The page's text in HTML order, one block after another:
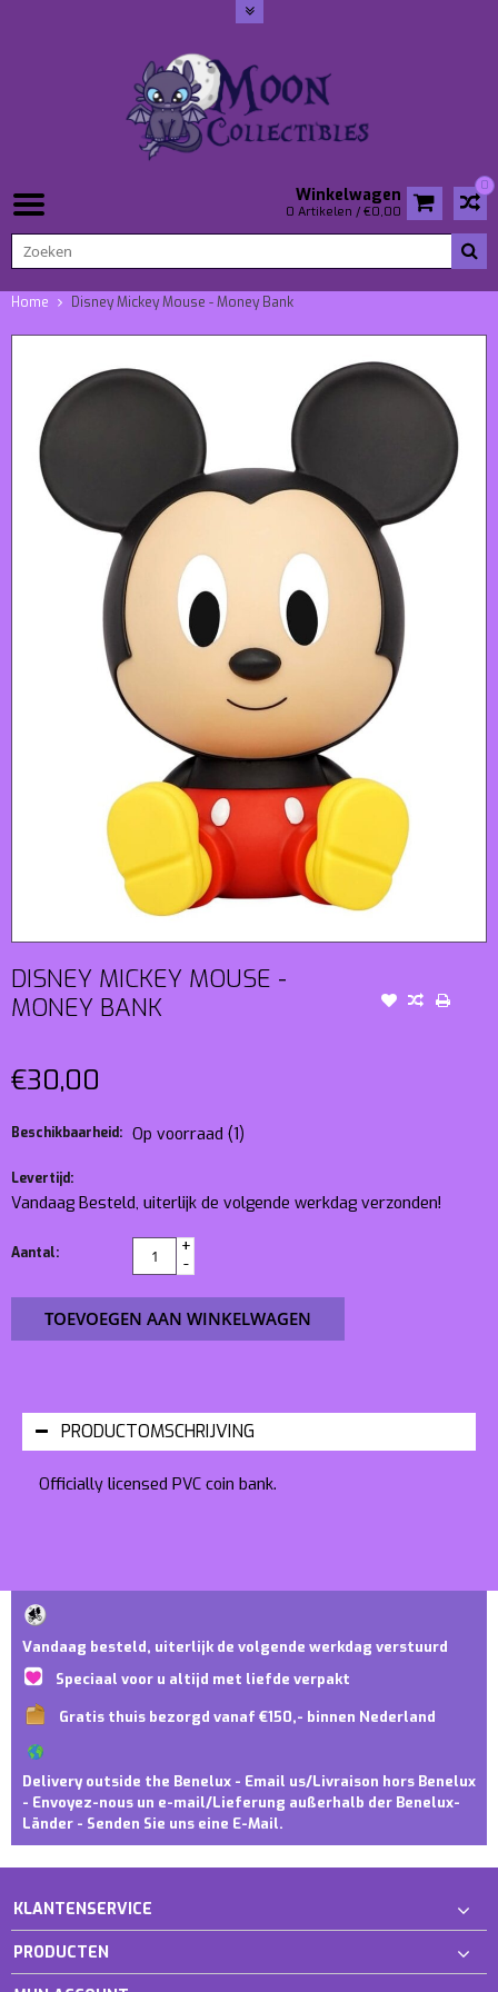
0
Winkelwagen
0 Artikelen / €0,00
Home Disney Mickey Mouse - Money Bank
DISNEY MICKEY MOUSE -
MONEY BANK
€30,00
Beschikbaarheid: Op voorraad (1)
Levertijd:
Vandaag Besteld, uiterlijk de volgende werkdag verzonden!
Aantal:
+
-
TOEVOEGEN AAN WINKELWAGEN
PRODUCTOMSCHRIJVING
Officially licensed PVC coin bank.
Vandaag besteld, uiterlijk de volgende werkdag verstuurd
Speciaal voor u altijd met liefde verpakt
Gratis thuis bezorgd vanaf €150,- binnen Nederland
Delivery outside the Benelux - Email us/Livraison hors Benelux
- Envoyez-nous un e-mail/Lieferung außerhalb der Benelux-
Länder - Senden Sie uns eine E-Mail.
KLANTENSERVICE
PRODUCTEN